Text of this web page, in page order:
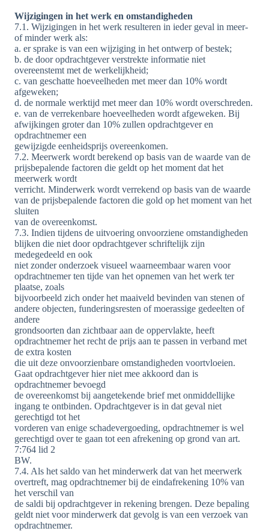
Wijzigingen in het werk en omstandigheden
7.1. Wijzigingen in het werk resulteren in ieder geval in meer-
of minder werk als:
a. er sprake is van een wijziging in het ontwerp of bestek;
b. de door opdrachtgever verstrekte informatie niet
overeenstemt met de werkelijkheid;
c. van geschatte hoeveelheden met meer dan 10% wordt
afgeweken;
d. de normale werktijd met meer dan 10% wordt overschreden.
e. van de verrekenbare hoeveelheden wordt afgeweken. Bij
afwijkingen groter dan 10% zullen opdrachtgever en
opdrachtnemer een
gewijzigde eenheidsprijs overeenkomen.
7.2. Meerwerk wordt berekend op basis van de waarde van de
prijsbepalende factoren die geldt op het moment dat het
meerwerk wordt
verricht. Minderwerk wordt verrekend op basis van de waarde
van de prijsbepalende factoren die gold op het moment van het
sluiten
van de overeenkomst.
7.3. Indien tijdens de uitvoering onvoorziene omstandigheden
blijken die niet door opdrachtgever schriftelijk zijn
medegedeeld en ook
niet zonder onderzoek visueel waarneembaar waren voor
opdrachtnemer ten tijde van het opnemen van het werk ter
plaatse, zoals
bijvoorbeeld zich onder het maaiveld bevinden van stenen of
andere objecten, funderingsresten of moerassige gedeelten of
andere
grondsoorten dan zichtbaar aan de oppervlakte, heeft
opdrachtnemer het recht de prijs aan te passen in verband met
de extra kosten
die uit deze onvoorzienbare omstandigheden voortvloeien.
Gaat opdrachtgever hier niet mee akkoord dan is
opdrachtnemer bevoegd
de overeenkomst bij aangetekende brief met onmiddellijke
ingang te ontbinden. Opdrachtgever is in dat geval niet
gerechtigd tot het
vorderen van enige schadevergoeding, opdrachtnemer is wel
gerechtigd over te gaan tot een afrekening op grond van art.
7:764 lid 2
BW.
7.4. Als het saldo van het minderwerk dat van het meerwerk
overtreft, mag opdrachtnemer bij de eindafrekening 10% van
het verschil van
de saldi bij opdrachtgever in rekening brengen. Deze bepaling
geldt niet voor minderwerk dat gevolg is van een verzoek van
opdrachtnemer.